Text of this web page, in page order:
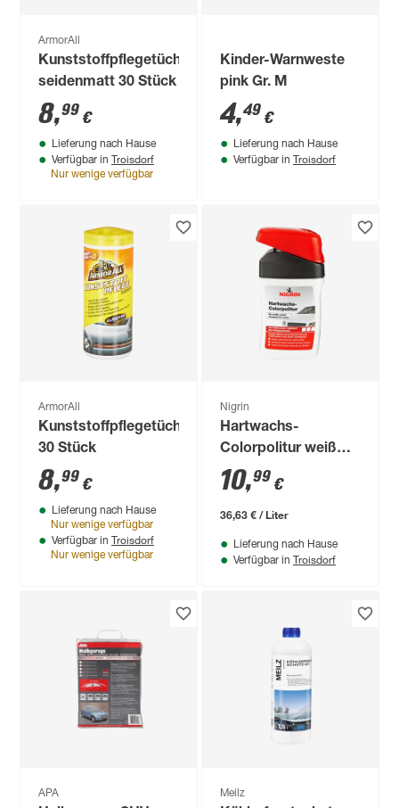
ArmorAll
Kunststoffpflegetücher
seidenmatt 30 Stück
8,99 €
Lieferung nach Hause
Verfügbar in Troisdorf
Nur wenige verfügbar
Kinder-Warnweste
pink Gr. M
4,49 €
Lieferung nach Hause
Verfügbar in Troisdorf
ArmorAll
Kunststoffpflegetücher
30 Stück
8,99 €
Lieferung nach Hause
Nur wenige verfügbar
Verfügbar in Troisdorf
Nur wenige verfügbar
Nigrin
Hartwachs-
Colorpolitur weiß
300 ml
10,99 €
36,63 € / Liter
Lieferung nach Hause
Verfügbar in Troisdorf
APA Meilz